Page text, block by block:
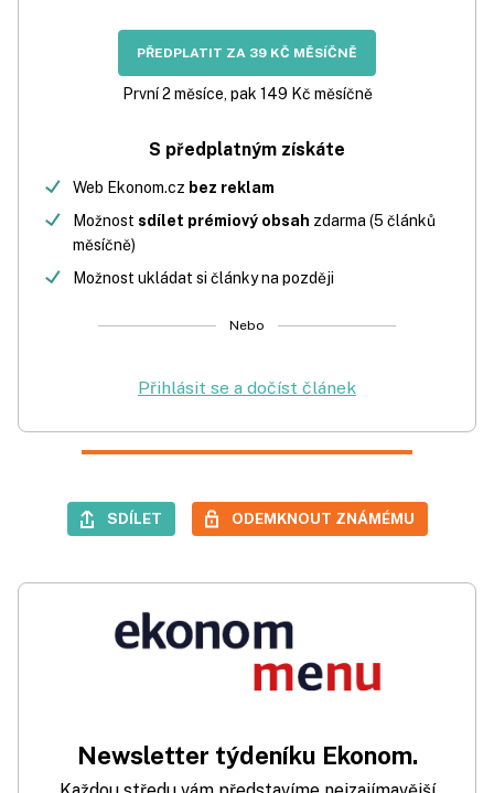
PŘEDPLATIT ZA 39 KČ MĚSÍČNĚ
První 2 měsíce, pak 149 Kč měsíčně
S předplatným získáte
Web Ekonom.cz bez reklam
Možnost sdílet prémiový obsah zdarma (5 článků
měsíčně)
Možnost ukládat si články na později
Nebo
Přihlásit se a dočíst článek
SDÍLET ODEMKNOUT ZNÁMÉMU
Newsletter týdeníku Ekonom.